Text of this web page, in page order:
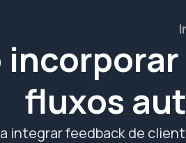
fluxos
integrar feedback de